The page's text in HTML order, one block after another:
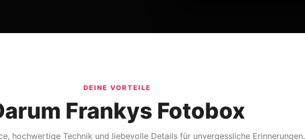
DEINE VORTEILE
Frankys Fotobox
hochwertige Technik und liebevolle Details für unvergessliche Erinnerungen.